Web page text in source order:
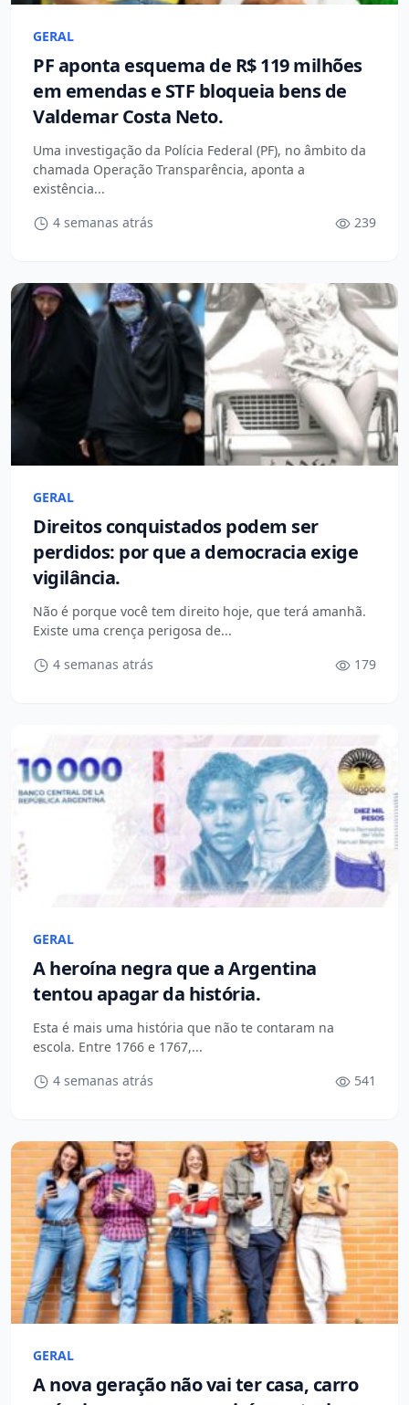
GERAL
PF aponta esquema de R$ 119 milhões
em emendas e STF bloqueia bens de
Valdemar Costa Neto.
Uma investigação da Polícia Federal (PF), no âmbito da
chamada Operação Transparência, aponta a
existência...
4 semanas atrás
239
GERAL
Direitos conquistados podem ser
perdidos: por que a democracia exige
vigilância.
Não é porque você tem direito hoje, que terá amanhã.
Existe uma crença perigosa de...
4 semanas atrás
179
GERAL
A heroína negra que a Argentina
tentou apagar da história.
Esta é mais uma história que não te contaram na
escola. Entre 1766 e 1767,...
4 semanas atrás
541
GERAL
A nova geração não vai ter casa, carro